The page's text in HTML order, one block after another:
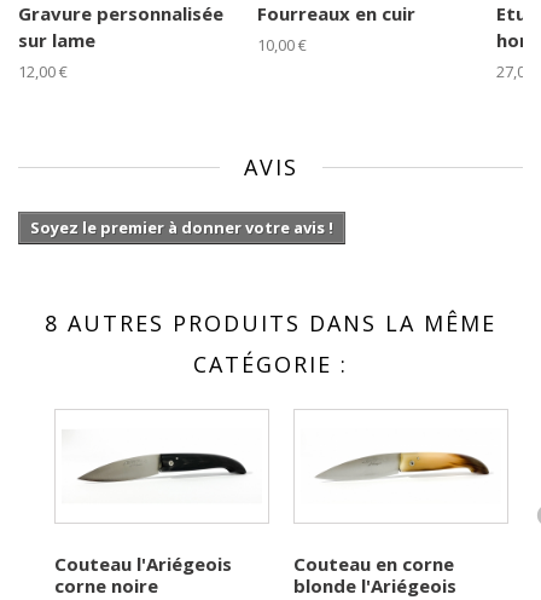
Gravure personnalisée
sur lame
12,00 €
Fourreaux en cuir
10,00 €
27,00
AVIS
Soyez le premier à donner votre avis !
8 AUTRES PRODUITS DANS LA MÊME
CATÉGORIE :
Couteau l'Ariégeois
corne noire
Couteau en corne
blonde l'Ariégeois